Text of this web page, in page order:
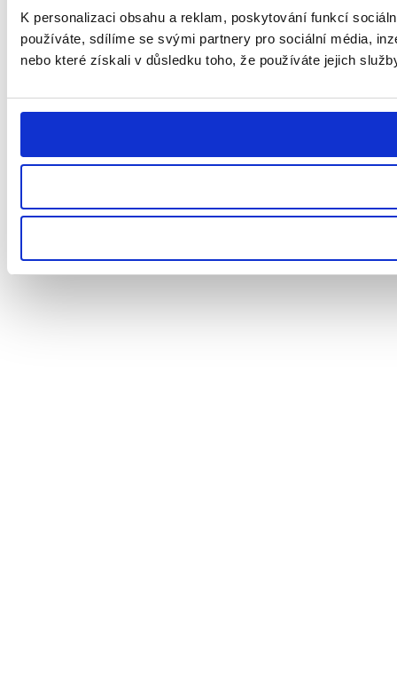
K personalizaci obsahu a reklam, poskytování funkcí
používáte, sdílíme se svými partnery pro sociální média,
nebo které získali v důsledku toho, že používáte jejich